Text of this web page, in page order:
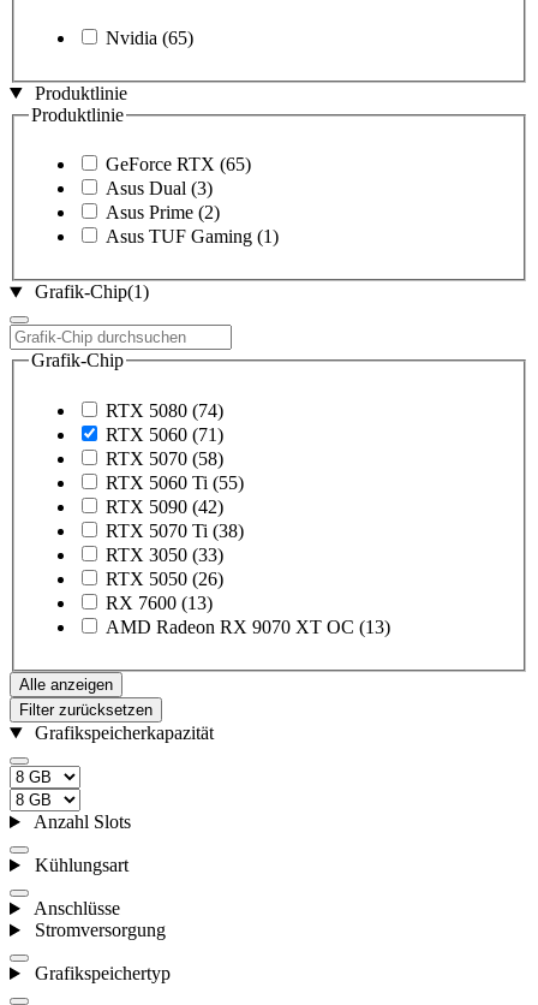
Nvidia (65)
Produktlinie
Produktlinie
GeForce RTX (65)
Asus Dual (3)
Asus Prime (2)
Asus TUF Gaming (1)
Grafik-Chip(1)
Grafik-Chip
RTX 5080 (74)
RTX 5060 (71)
RTX 5070 (58)
RTX 5060 Ti (55)
RTX 5090 (42)
RTX 5070 Ti (38)
RTX 3050 (33)
RTX 5050 (26)
RX 7600 (13)
AMD Radeon RX 9070 XT OC (13)
Alle anzeigen
Filter zurücksetzen
Grafikspeicherkapazität
Anzahl Slots
Kühlungsart
Anschlüsse
Stromversorgung
Grafikspeichertyp